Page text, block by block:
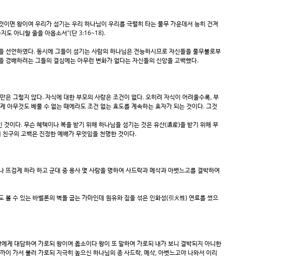
면 왕이여 우리가 섬기는 우리 하나님이 우리를 극렬히 타는 풀무 가운데서 능히 건져
도 아니할 줄을 아옵소서"(단 3:16~18).
언하였다. 동시에 그들이 섬기는 사람의 하나님은 전능하시므로 자신들을 풀무불로부
배하려는 그들의 결심에는 아무런 변화가 없다는 자신들의 신앙을 고백했다.
그렇지 않다. 자식에 대한 부모의 사랑은 조건이 없다. 오히려 자식이 어려울수록, 부
아무것도 베풀 수 없는 때에라도 조건 없는 효도를 계속하는 효자가 되는 것이다. 그것
이다. 무슨 혜택이나 복을 받기 위해 하나님을 섬기는 것은 유산(遺産)을 받기 위해 부
구의 고백은 진정한 예배가 무엇임을 천명한 것이다.
겁게 하라 하고 군대 중 용사 몇 사람을 명하여 사드락과 메삭과 아벳느고를 결박하여
수 있는 바벨론의 벽돌 굽는 가마인데 원유와 짚을 섞은 인화성(引火性) 연료를 썼으
게 대답하여 가로되 왕이여 옳소이다 왕이 또 말하여 가로되 내가 보니 결박되지 아니한
가서 불러 가로되 지극히 높으신 하나님의 종 사드락, 메삭, 아벳느고야 나와서 이리